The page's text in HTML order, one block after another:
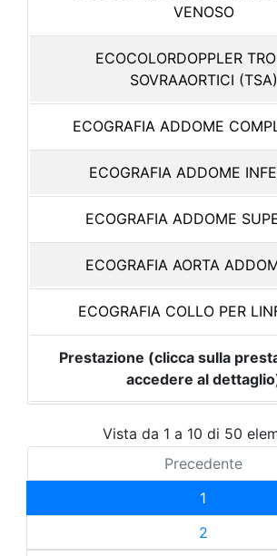
VENOSO
ECOCOLORDOPPLER
SOVRAAORTICI (TSA)
ECOGRAFIA ADDOME
ECOGRAFIA ADDOME
ECOGRAFIA ADDOME
ECOGRAFIA AORTA
ECOGRAFIA COLLO PER
Prestazione (clicca sulla
accedere al
Vista da 1 a 10 di 50
Precedente
1
2